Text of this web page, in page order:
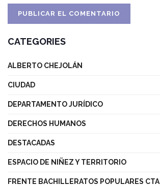
CATEGORIES
ALBERTO CHEJOLÁN
CIUDAD
DEPARTAMENTO JURÍDICO
DERECHOS HUMANOS
DESTACADAS
ESPACIO DE NIÑEZ Y TERRITORIO
FRENTE BACHILLERATOS POPULARES CTA